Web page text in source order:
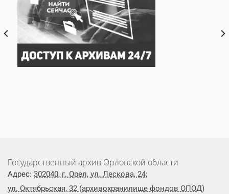
Государственный архив Орловской области
Адрес: 302040, г. Орел, ул. Лескова, 24;
ул. Октябрьская, 32 (архивохранилище фондов ОПОД)